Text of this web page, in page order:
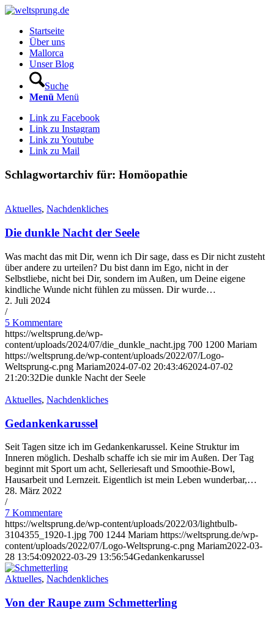
Startseite
Über uns
Mallorca
Unser Blog
Suche
Menü Menü
Link zu Facebook
Link zu Instagram
Link zu Youtube
Link zu Mail
Schlagwortarchiv für: Homöopathie
Aktuelles, Nachdenkliches
Die dunkle Nacht der Seele
Was macht das mit Dir, wenn ich Dir sage, dass es Dir nicht zusteht
über andere zu urteilen? Du bist dann im Ego, nicht in der
Selbstliebe, nicht bei Dir, sondern im Außen, um Deine eigene
kindliche Wunde nicht fühlen zu müssen. Dir wurde…
2. Juli 2024
/
5 Kommentare
https://weltsprung.de/wp-
content/uploads/2024/07/die_dunkle_nacht.jpg 700 1200 Mariam
https://weltsprung.de/wp-content/uploads/2022/07/Logo-
Weltsprung-c.png Mariam2024-07-02 20:43:462024-07-02
21:20:32Die dunkle Nacht der Seele
Aktuelles, Nachdenkliches
Gedankenkarussel
Seit Tagen sitze ich im Gedankenkarussel. Keine Struktur im
Inneren möglich. Deshalb schaffe ich sie mir im Außen. Der Tag
beginnt mit Sport um acht, Selleriesaft und Smoothie-Bowl,
Hausarbeit und Lernzeit. Eigentlich ist mein Leben wunderbar,…
28. März 2022
/
7 Kommentare
https://weltsprung.de/wp-content/uploads/2022/03/lightbulb-
3104355_1920-1.jpg 700 1244 Mariam https://weltsprung.de/wp-
content/uploads/2022/07/Logo-Weltsprung-c.png Mariam2022-03-
28 13:54:092022-03-29 13:56:54Gedankenkarussel
Aktuelles, Nachdenkliches
Von der Raupe zum Schmetterling